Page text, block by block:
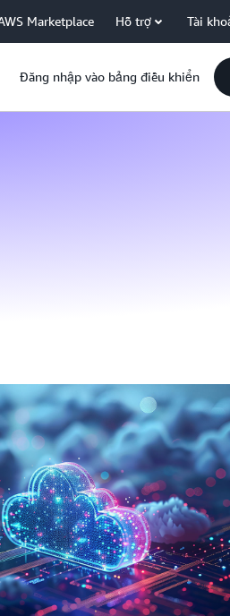
Marketplace Hỗ trợ Tài
Đăng nhập vào bảng điều khiển